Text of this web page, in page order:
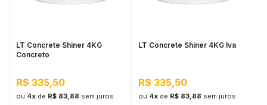
LT Concrete Shiner 4KG
Concreto
R$ 335,50
ou 4xde R$ 83,88 sem juros
LT Concrete Shiner 4KG Iva
R$ 335,50
ou 4xde R$ 83,88 sem juros